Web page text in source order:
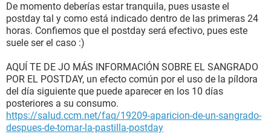
De momento deberías estar tranquila, pues usaste el
postday tal y como está indicado dentro de las primeras 24
horas. Confiemos que el postday será efectivo, pues este
suele ser el caso :)
AQUÍ TE DE JO MÁS INFORMACIÓN SOBRE EL SANGRADO
POR EL POSTDAY, un efecto común por el uso de la píldora
del día siguiente que puede aparecer en los 10 días
posteriores a su consumo.
https://salud.ccm.net/faq/19209-aparicion-de-un-sangrado-
despues-de-tomar-la-pastilla-postday